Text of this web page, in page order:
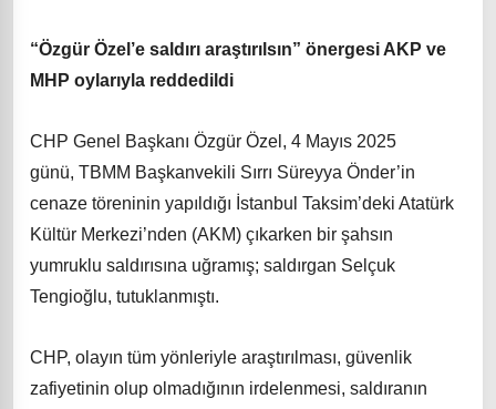
“Özgür Özel’e saldırı araştırılsın” önergesi AKP ve
MHP oylarıyla reddedildi
CHP Genel Başkanı Özgür Özel, 4 Mayıs 2025
günü, TBMM Başkanvekili Sırrı Süreyya Önder’in
cenaze töreninin yapıldığı İstanbul Taksim’deki Atatürk
Kültür Merkezi’nden (AKM) çıkarken bir şahsın
yumruklu saldırısına uğramış; saldırgan Selçuk
Tengioğlu, tutuklanmıştı.
CHP, olayın tüm yönleriyle araştırılması, güvenlik
zafiyetinin olup olmadığının irdelenmesi, saldıranın